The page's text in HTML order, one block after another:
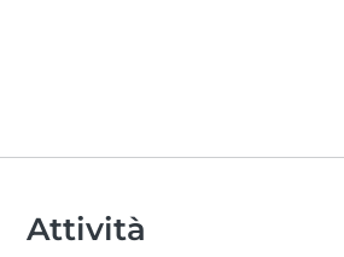
Attività